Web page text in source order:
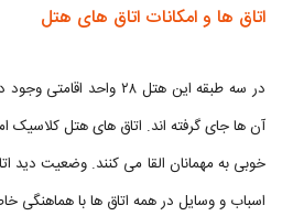
اتاق ها و امکانات اتاق های هتل
آن ها جای گرفته اند. اتاق های هتل
خوبی به مهمانان القا می کنند. وضعیت دید
اسباب و وسایل در همه اتاق ها با هماهنگی